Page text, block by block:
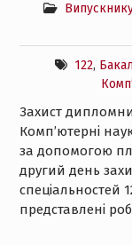
122,
Захист
Комп’ютерні
за допомогою
другий день
спеціальностей
представлені